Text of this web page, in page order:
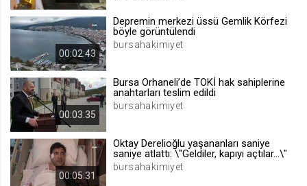
Site içeriği önerme
1 yıl
voteLike*
.web.tv
1 ay
00:02:43
Depremin merkezi üssü Gemlik Körfezi
böyle görüntülendi
bursahakimiyet
00:03:35
Bursa Orhaneli’de TOKİ hak sahiplerine
anahtarları teslim edildi
bursahakimiyet
00:05:31
Oktay Derelioğlu yaşananları saniye
saniye atlattı: \"Geldiler, kapıyı açtılar...\"
bursahakimiyet